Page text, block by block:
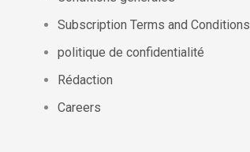
Subscription Terms and Conditions
politique de confidentialité
Rédaction
Careers